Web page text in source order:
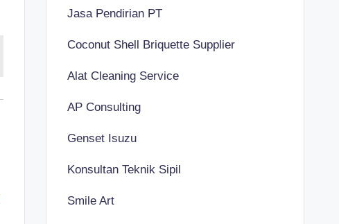
Jasa Pendirian PT
Coconut Shell Briquette Supplier
Alat Cleaning Service
AP Consulting
Genset Isuzu
Konsultan Teknik Sipil
Smile Art